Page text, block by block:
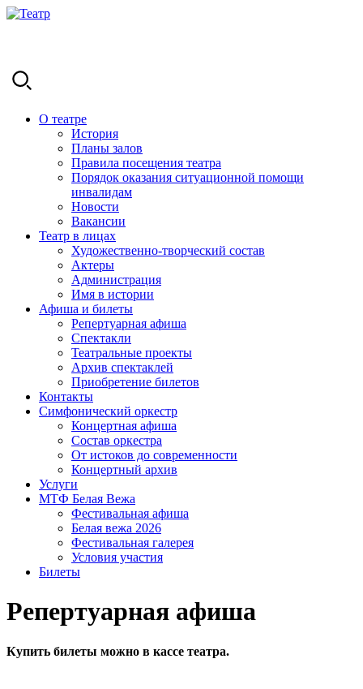
О театре
История
Планы залов
Правила посещения театра
Порядок оказания ситуационной помощи
инвалидам
Новости
Вакансии
Театр в лицах
Художественно-творческий состав
Актеры
Администрация
Имя в истории
Афиша и билеты
Репертуарная афиша
Спектакли
Театральные проекты
Архив спектаклей
Приобретение билетов
Контакты
Симфонический оркестр
Концертная афиша
Состав оркестра
От истоков до современ­ности
Концертный архив
Услуги
МТФ Белая Вежа
Фестивальная афиша
Белая вежа 2026
Фестивальная галерея
Условия участия
Билеты
Репертуарная афиша
Купить билеты можно в кассе театра.